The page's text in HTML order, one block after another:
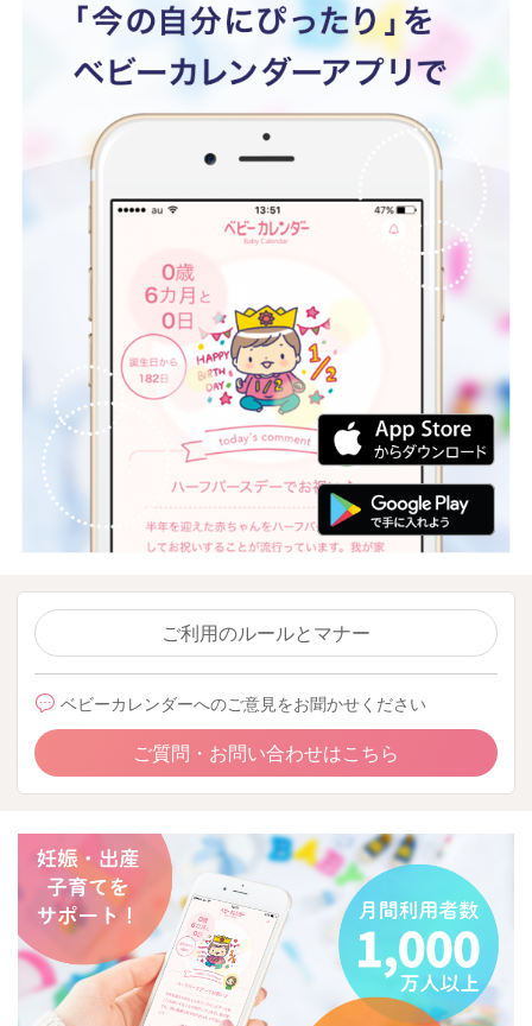
ご利用のルールとマナー
ベビーカレンダーへのご意見をお聞かせください
ご質問・お問い合わせはこちら